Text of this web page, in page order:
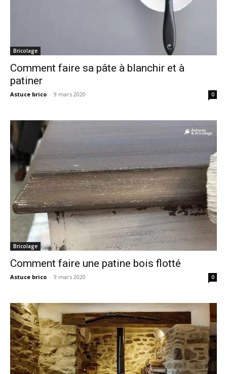
Bricolage
Comment faire sa pâte à blanchir et à
patiner
Astuce brico - 9 mars 2020 0
Bricolage
Comment faire une patine bois flotté
Astuce brico - 9 mars 2020 0